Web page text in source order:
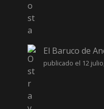
El Baruco de
publicado el 12